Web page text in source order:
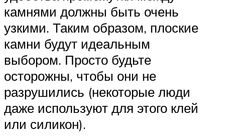
камнями должны быть очень
узкими. Таким образом, плоские
камни будут идеальным
выбором. Просто будьте
осторожны, чтобы они не
разрушились (некоторые люди
даже используют для этого клей
или силикон).